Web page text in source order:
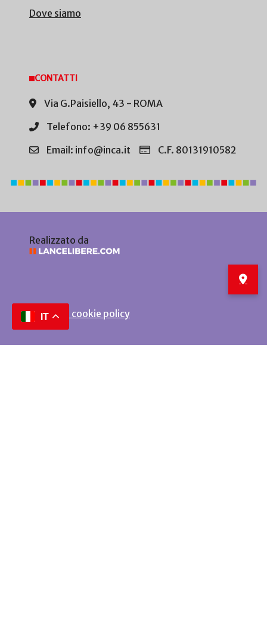
Dove siamo
CONTATTI
Via G.Paisiello, 43 - ROMA
Telefono: +39 06 855631
Email: info@inca.it
C.F. 80131910582
Realizzato da
Privacy e cookie policy
IT